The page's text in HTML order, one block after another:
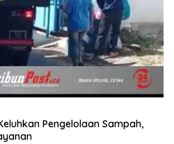
Pengelolaan Sampah,